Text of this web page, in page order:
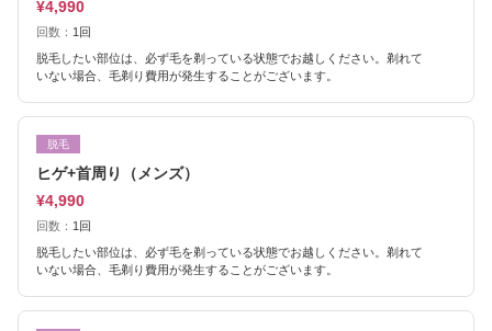
¥4,990
回数： 1回
脱毛したい部位は、必ず毛を剃っている状態でお越しください。剃れて
いない場合、毛剃り費用が発生することがございます。
脱毛
ヒゲ+首周り（メンズ）
¥4,990
回数： 1回
脱毛したい部位は、必ず毛を剃っている状態でお越しください。剃れて
いない場合、毛剃り費用が発生することがございます。